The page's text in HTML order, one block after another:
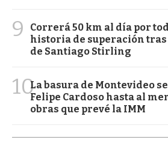
9
Correrá 50 km al día por
historia de superación tras
de Santiago Stirling
10La basura de Montevideo
Felipe Cardoso hasta al
obras que prevé la IMM